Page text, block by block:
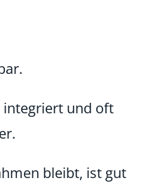
integriert und oft
bleibt, ist gut